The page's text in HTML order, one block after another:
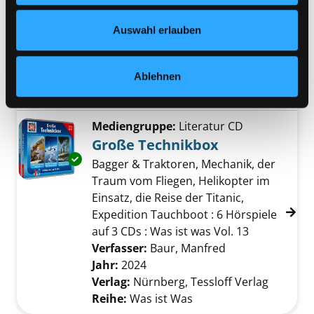
Nähere Informationen finden Sie in unserer
Auswahl erlauben
Ablehnen
Exemplar-Details von Faszinierende
Mediengruppe: Themenpaket
ein Themenpaket für Kinder von 7
bis 11 Jahren
Suche nach diesem Verfasser
Jahr:2012Verlag:Graz
Exemplar-Details von Große Technikbox
Mediengruppe: Literatur CD
Große Technikbox
Bagger & Traktoren, Mechanik, der
Traum vom Fliegen, Helikopter im
Einsatz, die Reise der Titanic,
Expedition Tauchboot : 6 Hörspiele
auf 3 CDs : Was ist was Vol. 13
Verfasser: Baur, Manfred
Jahr: 2024
Verlag: Nürnberg, Tessloff Verlag
Reihe: Was ist Was